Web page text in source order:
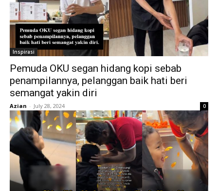
Inspirasi
Pemuda OKU segan hidang kopi sebab
penampilannya, pelanggan baik hati beri
semangat yakin diri
Azian - July 28, 2024 0